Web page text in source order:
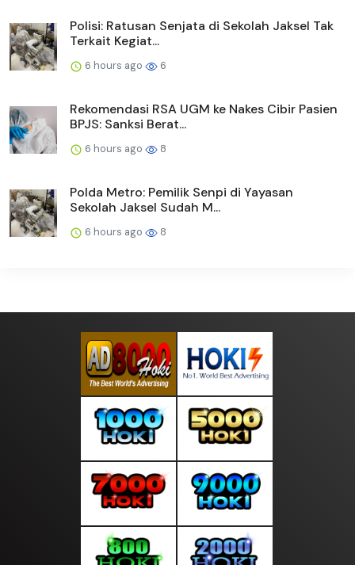
Polisi: Ratusan Senjata di Sekolah Jaksel Tak
Terkait Kegiat...
6 hours ago 6
Rekomendasi RSA UGM ke Nakes Cibir Pasien
BPJS: Sanksi Berat...
6 hours ago 8
Polda Metro: Pemilik Senpi di Yayasan
Sekolah Jaksel Sudah M...
6 hours ago 8